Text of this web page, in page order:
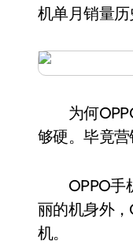
机单月销量历
为何OPPO
够硬。毕竟营
OPPO手机
丽的机身外
机。